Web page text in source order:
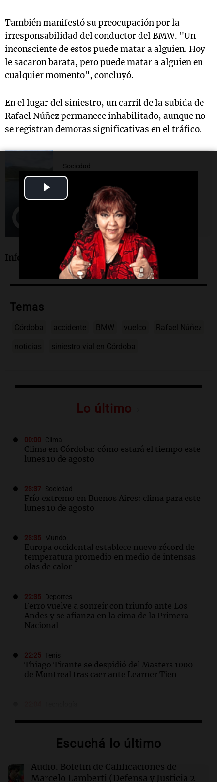
Video
También manifestó su preocupación por la
irresponsabilidad del conductor del BMW. "Un
inconsciente de estos puede matar a alguien. Hoy
le sacaron barata, pero puede matar a alguien en
cualquier momento", concluyó.
En el lugar del siniestro, un carril de la subida de
Rafael Núñez permanece inhabilitado, aunque no
se registran demoras significativas en el tráfico.
Sociedad
Un bañista falleció tras
descompensarse mientras
nadaba en el Dique la Quebrada
Informe de Fernando Barrionuevo.
Temas
Córdoba accidente BMW vuelco Rafael Núñez
noticias siniestro vial en Córdoba
Lo último
00:00 Clima
Clima en Córdoba: cómo estará el tiempo este
lunes 10 de agosto
23:37 Sociedad
Frío extremo en Buenos Aires: clima para este
lunes 10 de agosto
23:35 Mundo
Europa occidental establece nuevo récord de
temperatura promedio en medio de intensas
olas de calor
22:35 Deportes
Ferro vuelve a sonreír con triunfo ante Los
Andes y se afianza en la cima de la Primera
Nacional
22:25 Tenis
Thiago Tirante se despidió del Masters 1000
de Montreal tras caer ante Learner Tien
detección de cámaras de seguridad
Fallece Don Nelson, leyenda de la NBA y
segundo entrenador más exitoso en la
Escuchá lo último
Audio. Boletín de Calificaciones de
Marcelo Lamberti (Defensa y Justicia 2